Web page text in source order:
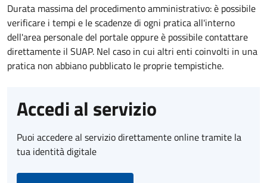
Durata massima del procedimento amministrativo: è possibile
verificare i tempi e le scadenze di ogni pratica all'interno
dell'area personale del portale oppure è possibile contattare
direttamente il SUAP. Nel caso in cui altri enti coinvolti in una
pratica non abbiano pubblicato le proprie tempistiche.
Accedi al servizio
Puoi accedere al servizio direttamente online tramite la
tua identità digitale